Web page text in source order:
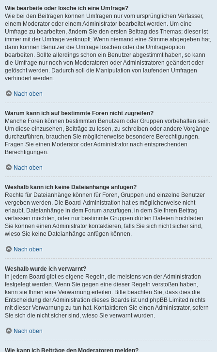
Wie bearbeite oder lösche ich eine Umfrage?
Wie bei den Beiträgen können Umfragen nur vom ursprünglichen Verfasser,
einem Moderator oder einem Administrator bearbeitet werden. Um eine
Umfrage zu bearbeiten, ändern Sie den ersten Beitrag des Themas; dieser ist
immer mit der Umfrage verknüpft. Wenn niemand eine Stimme abgegeben hat,
dann können Benutzer die Umfrage löschen oder die Umfrageoption
bearbeiten. Sollte allerdings schon ein Benutzer abgestimmt haben, so kann
die Umfrage nur noch von Moderatoren oder Administratoren geändert oder
gelöscht werden. Dadurch soll die Manipulation von laufenden Umfragen
verhindert werden.
Nach oben
Warum kann ich auf bestimmte Foren nicht zugreifen?
Manche Foren können bestimmten Benutzern oder Gruppen vorbehalten sein.
Um diese einzusehen, Beiträge zu lesen, zu schreiben oder andere Vorgänge
durchzuführen, brauchen Sie möglicherweise besondere Berechtigungen.
Fragen Sie einen Moderator oder Administrator nach entsprechenden
Berechtigungen.
Nach oben
Weshalb kann ich keine Dateianhänge anfügen?
Rechte für Dateianhänge können für Foren, Gruppen und einzelne Benutzer
vergeben werden. Die Board-Administration hat es möglicherweise nicht
erlaubt, Dateianhänge in dem Forum anzufügen, in dem Sie Ihren Beitrag
verfassen möchten, oder nur bestimmte Gruppen dürfen Dateien hochladen.
Sie können einen Administrator kontaktieren, falls Sie sich nicht sicher sind,
wieso Sie keine Dateianhänge anfügen können.
Nach oben
Weshalb wurde ich verwarnt?
In jedem Board gibt es eigene Regeln, die meistens von der Administration
festgelegt werden. Wenn Sie gegen eine dieser Regeln verstoßen haben,
kann sie Ihnen eine Verwarnung erteilen. Bitte beachten Sie, dass dies die
Entscheidung der Administration dieses Boards ist und phpBB Limited nichts
mit dieser Verwarnung zu tun hat. Kontaktieren Sie einen Administrator, sofern
Sie sich die nicht sicher sind, wieso Sie verwarnt wurden.
Nach oben
Wie kann ich Beiträge den Moderatoren melden?